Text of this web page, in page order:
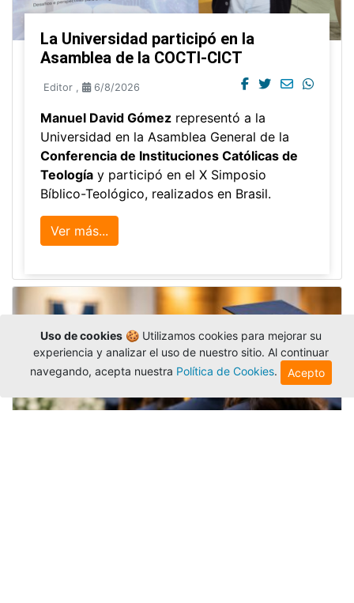
La Universidad participó en la
Asamblea de la COCTI-CICT
Editor , 6/8/2026
Manuel David Gómez representó a la
Universidad en la Asamblea General de la
Conferencia de Instituciones Católicas de
Teología y participó en el X Simposio
Bíblico-Teológico, realizados en Brasil.
Ver más...
Uso de cookies🍪 Utilizamos cookies para mejorar su
experiencia y analizar el uso de nuestro sitio. Al continuar
navegando, acepta nuestra Política de Cookies. Acepto